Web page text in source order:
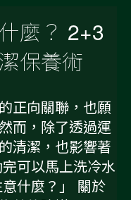
麼？ 2+3
保養術
正向關聯，也願
而，除了透過運
清潔，也影響著
可以馬上洗冷水
什麼？」 關於